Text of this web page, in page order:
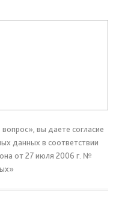
вы даете согласие
данных в соответствии
от 27 июля 2006 г. №